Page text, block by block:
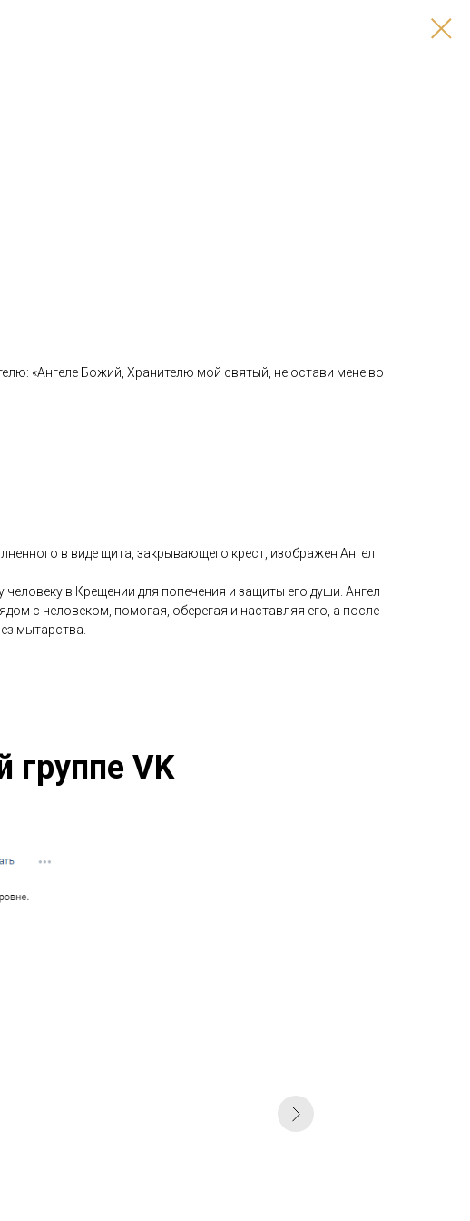
«Ангеле Божий, Хранителю мой святый, не остави мене во
в виде щита, закрывающего крест, изображен Ангел
в Крещении для попечения и защиты его души. Ангел
с человеком, помогая, оберегая и наставляя его, а после
мытарства.
группе VK